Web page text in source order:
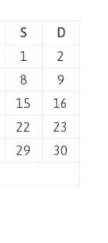
S
D
1
2
8
9
15
16
22
23
29
30